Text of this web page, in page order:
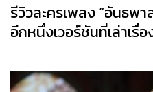
รีวิวละครเพลง “อันธพา
อีกหนึ่งเวอร์ชันที่เล่าเรื่